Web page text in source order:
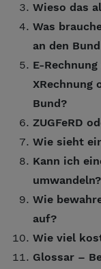
Wieso das
Was
an den
E-
XRechnung
Bund?
ZUGFeRD
Wie sieht
Kann ich
umwandeln?
Wie
auf?
Wie viel
Glossar –